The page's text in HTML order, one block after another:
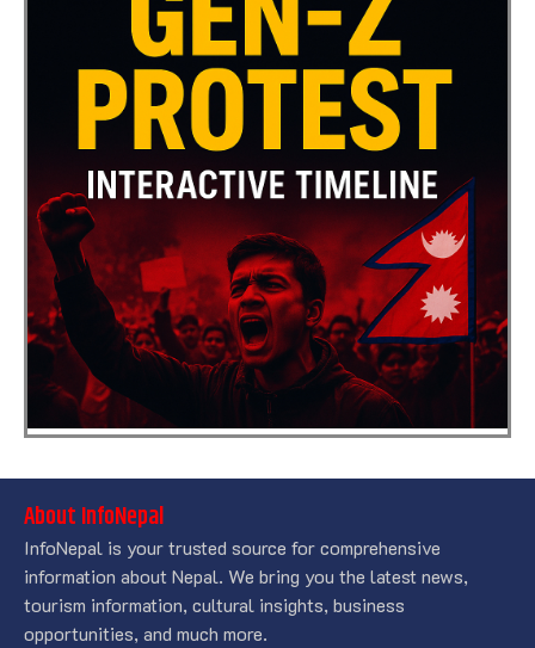
About InfoNepal
InfoNepal is your trusted source for comprehensive
information about Nepal. We bring you the latest news,
tourism information, cultural insights, business
opportunities, and much more.